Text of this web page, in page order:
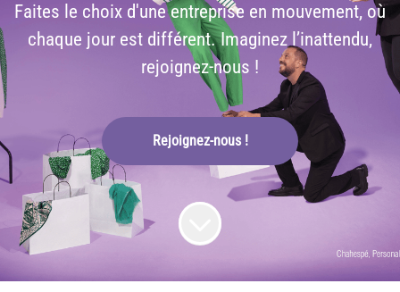
Faites le choix d'une entreprise en mouvement, où
chaque jour est différent. Imaginez l’inattendu,
rejoignez-nous !
Rejoignez-nous !